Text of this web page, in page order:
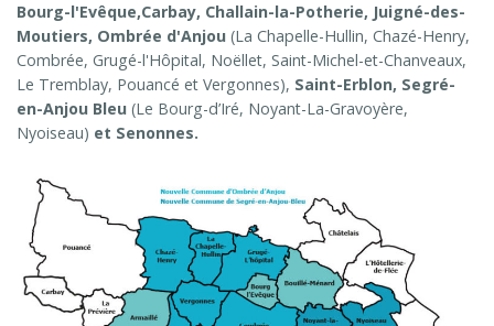
Bourg-l'Evêque,Carbay, Challain-la-Potherie, Juigné-des-
Moutiers, Ombrée d'Anjou (La Chapelle-Hullin, Chazé-Henry,
Combrée, Grugé-l'Hôpital, Noëllet, Saint-Michel-et-Chanveaux,
Le Tremblay, Pouancé et Vergonnes), Saint-Erblon, Segré-
en-Anjou Bleu (Le Bourg-d’Iré, Noyant-La-Gravoyère,
Nyoiseau) et Senonnes.